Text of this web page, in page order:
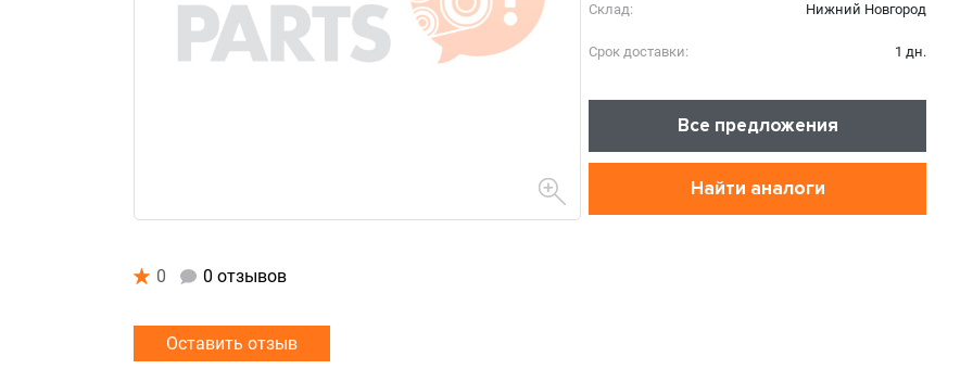
Склад: Нижний Новгород
Срок доставки: 1 дн.
Все предложения
Найти аналоги
0 0 отзывов
Оставить отзыв